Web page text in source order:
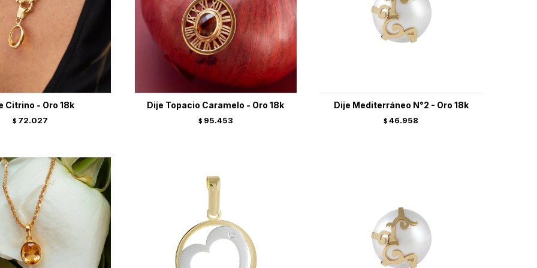
Citrino - Oro 18k
$ 72.027
Dije Topacio Caramelo - Oro 18k
$ 95.453
Dije Mediterráneo N°2 - Oro 18k
$ 46.958